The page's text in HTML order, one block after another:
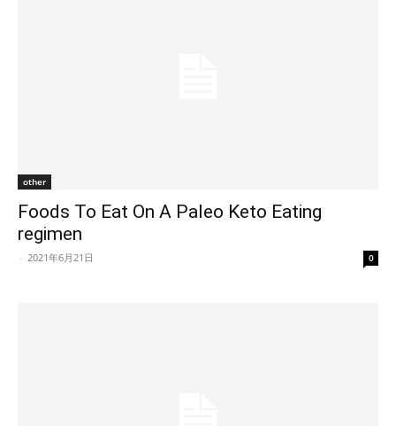
other
Foods To Eat On A Paleo Keto Eating
regimen
- 2021年6月21日 0